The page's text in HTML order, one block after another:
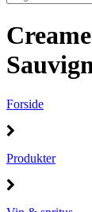
Forside
Produkter